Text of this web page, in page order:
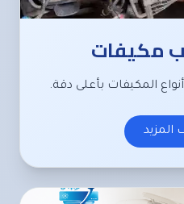
مكيفات
المكيفات بأعلى دقة.